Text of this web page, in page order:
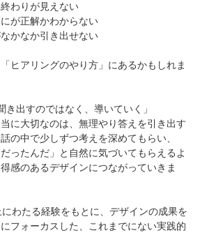
わりが見えない
が正解かわからない
かなか引き出せない
ヒアリングのやり方」にあるかもしれま
出すのではなく、導いていく」
に大切なのは、無理やり答えを引き出す
の中で少しずつ考えを深めてもらい、
ったんだ」と自然に気づいてもらえるよ
感のあるデザインにつながっていきま
わたる経験をもとに、デザインの成果を
フォーカスした、これまでにない実践的